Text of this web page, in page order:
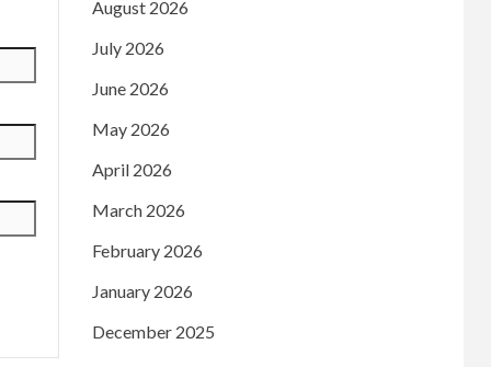
August 2026
July 2026
June 2026
May 2026
April 2026
March 2026
February 2026
January 2026
December 2025